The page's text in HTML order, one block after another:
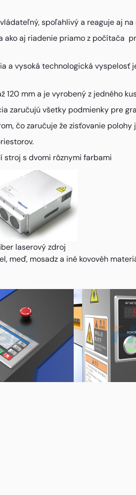
spoľahlivý a reaguje aj
aj riadenie priamo z počítača
a vysoká technologická vyspelosť
mm a je vyrobený z jedného
zaručujú všetky podmienky pre
čo zaručuje že zisťovanie polohy
stroj s dvomi rôznymi farbami
laserový zdroj
meď, mosadz a iné kovovéh